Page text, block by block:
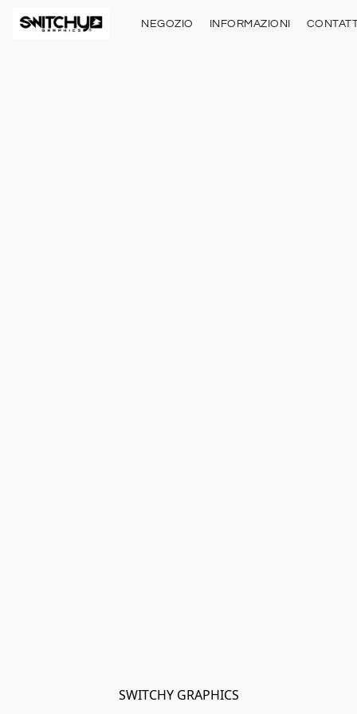
NEGOZIO INFORMAZIONI
SWITCHY GRAPHICS